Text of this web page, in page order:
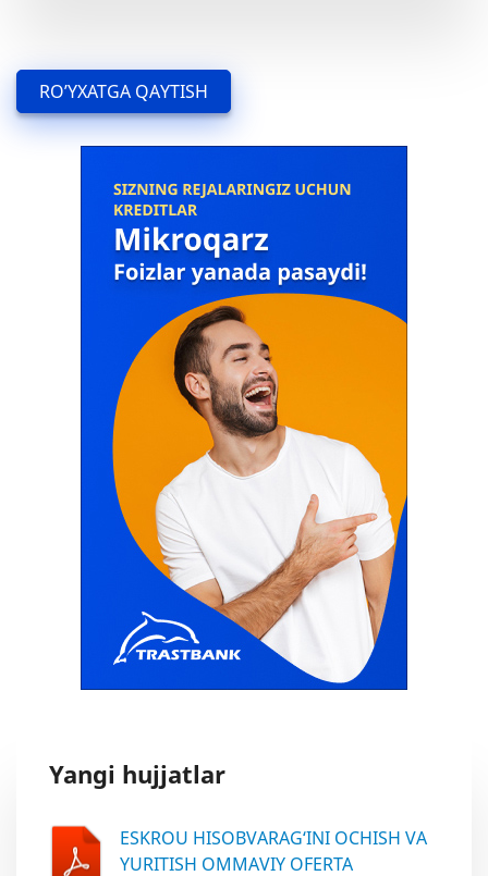
RO’YXATGA QAYTISH
Yangi hujjatlar
ESKROU HISOBVARAG‘INI OCHISH VA
YURITISH OMMAVIY OFERTA